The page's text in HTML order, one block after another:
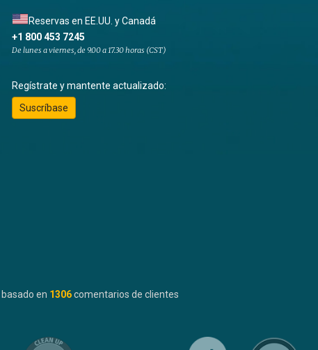
Reservas en EE.UU. y Canadá
+1 800 453 7245
De lunes a viernes, de 9.00 a 17.30 horas (CST)
Regístrate y mantente actualizado:
Suscríbase
basado en 1306comentarios de clientes